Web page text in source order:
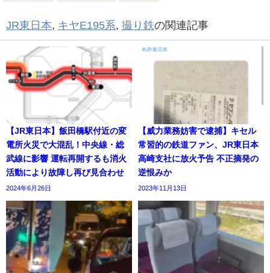
JR東日本, キヤE195系, 撮り鉄の関連記事
【JR東日本】飯田橋駅付近の変
電所火災で大混乱！中央線・総
武線に影響 運転再開するも消火
活動により故障し再び見合わせ
2024年6月26日
【威力業務妨害で逮捕】キセル
常習的の鉄道ファン、JR東日本
高崎支社に放火予告 不正摘発の
逆恨みか
2023年11月13日